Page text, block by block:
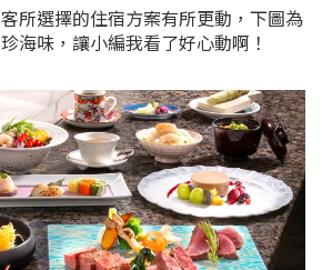
所選擇的住宿方案有所更動，下圖為
海味，讓小編我看了好心動啊！